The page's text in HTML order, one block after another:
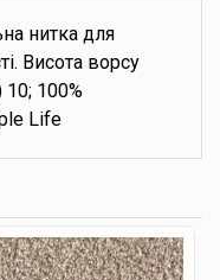
нитка для
Висота ворсу
100%
Life